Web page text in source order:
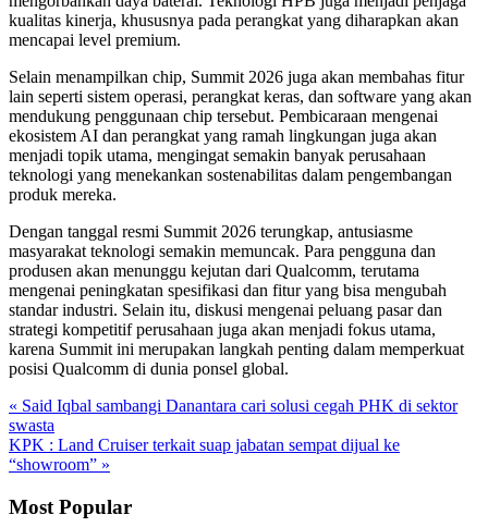
kualitas kinerja, khususnya pada perangkat yang diharapkan akan
mencapai level premium.
Selain menampilkan chip, Summit 2026 juga akan membahas fitur
lain seperti sistem operasi, perangkat keras, dan software yang akan
mendukung penggunaan chip tersebut. Pembicaraan mengenai
ekosistem AI dan perangkat yang ramah lingkungan juga akan
menjadi topik utama, mengingat semakin banyak perusahaan
teknologi yang menekankan sostenabilitas dalam pengembangan
produk mereka.
Dengan tanggal resmi Summit 2026 terungkap, antusiasme
masyarakat teknologi semakin memuncak. Para pengguna dan
produsen akan menunggu kejutan dari Qualcomm, terutama
mengenai peningkatan spesifikasi dan fitur yang bisa mengubah
standar industri. Selain itu, diskusi mengenai peluang pasar dan
strategi kompetitif perusahaan juga akan menjadi fokus utama,
karena Summit ini merupakan langkah penting dalam memperkuat
posisi Qualcomm di dunia ponsel global.
« Said Iqbal sambangi Danantara cari solusi cegah PHK di sektor
swasta
KPK : Land Cruiser terkait suap jabatan sempat dijual ke
“showroom” »
Most Popular